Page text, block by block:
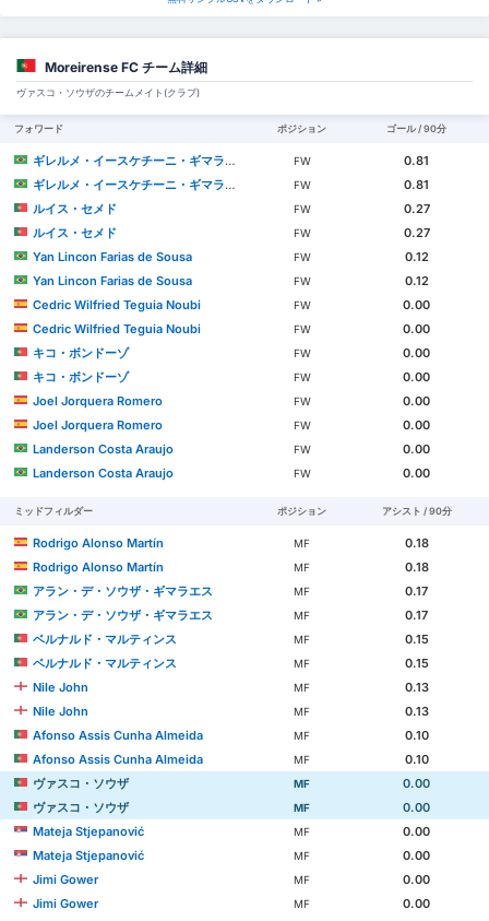
Moreirense FC チーム詳細
ヴァスコ・ソウザのチームメイト(クラブ)
フォワード ポジション ゴール / 90分
ギレルメ・イースケチーニ・ギマライス FW
0.81
ギレルメ・イースケチーニ・ギマライス
FW
0.81
ルイス・セメド
FW
0.27
ルイス・セメド
FW
0.27
Yan Lincon Farias de Sousa
FW
0.12
Yan Lincon Farias de Sousa
FW
0.12
Cedric Wilfried Teguia Noubi
FW
0.00
Cedric Wilfried Teguia Noubi
FW
0.00
キコ・ボンドーゾ
FW
0.00
キコ・ボンドーゾ
FW
0.00
Joel Jorquera Romero
FW
0.00
Joel Jorquera Romero
FW
0.00
Landerson Costa Araujo
FW
0.00
Landerson Costa Araujo
FW 0.00
ミッドフィルダー ポジション アシスト / 90分
Rodrigo Alonso Martín MF
0.18
Rodrigo Alonso Martín
MF
0.18
アラン・デ・ソウザ・ギマラエス
MF
0.17
アラン・デ・ソウザ・ギマラエス
MF
0.17
ベルナルド・マルティンス
MF
0.15
ベルナルド・マルティンス
MF
0.15
Nile John
MF
0.13
Nile John
MF
0.13
Afonso Assis Cunha Almeida
MF
0.10
Afonso Assis Cunha Almeida
MF
0.10
ヴァスコ・ソウザ
MF
0.00
ヴァスコ・ソウザ
MF
0.00
Mateja Stjepanović
MF
0.00
Mateja Stjepanović
MF
0.00
Jimi Gower
MF
0.00
Jimi Gower
MF
0.00